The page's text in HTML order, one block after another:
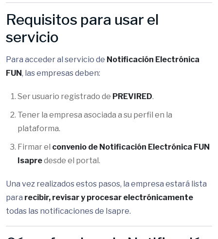
Requisitos para usar el
servicio
Para acceder al servicio de Notificación Electrónica
FUN, las empresas deben:
Ser usuario registrado de PREVIRED.
Tener la empresa asociada a su perfil en la
plataforma.
Firmar el convenio de Notificación Electrónica FUN
Isapredesde el portal.
Una vez realizados estos pasos, la empresa estará lista
para recibir, revisar y procesar electrónicamente
todas las notificaciones de Isapre.